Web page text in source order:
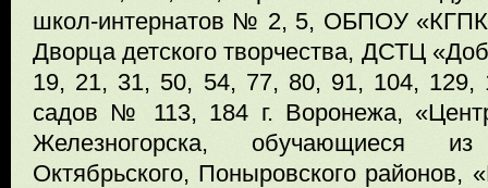
школ-интернатов № 2, 5, ОБПОУ
Дворца детского творчества, ДСТЦ
19, 21, 31, 50, 54, 77, 80, 91, 104, 129,
садов № 113, 184 г. Воронежа,
Железногорска, обучающиеся из
Октябрьского, Поныровского районов,